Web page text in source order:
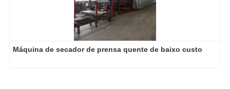
Máquina de secador de prensa quente de baixo custo